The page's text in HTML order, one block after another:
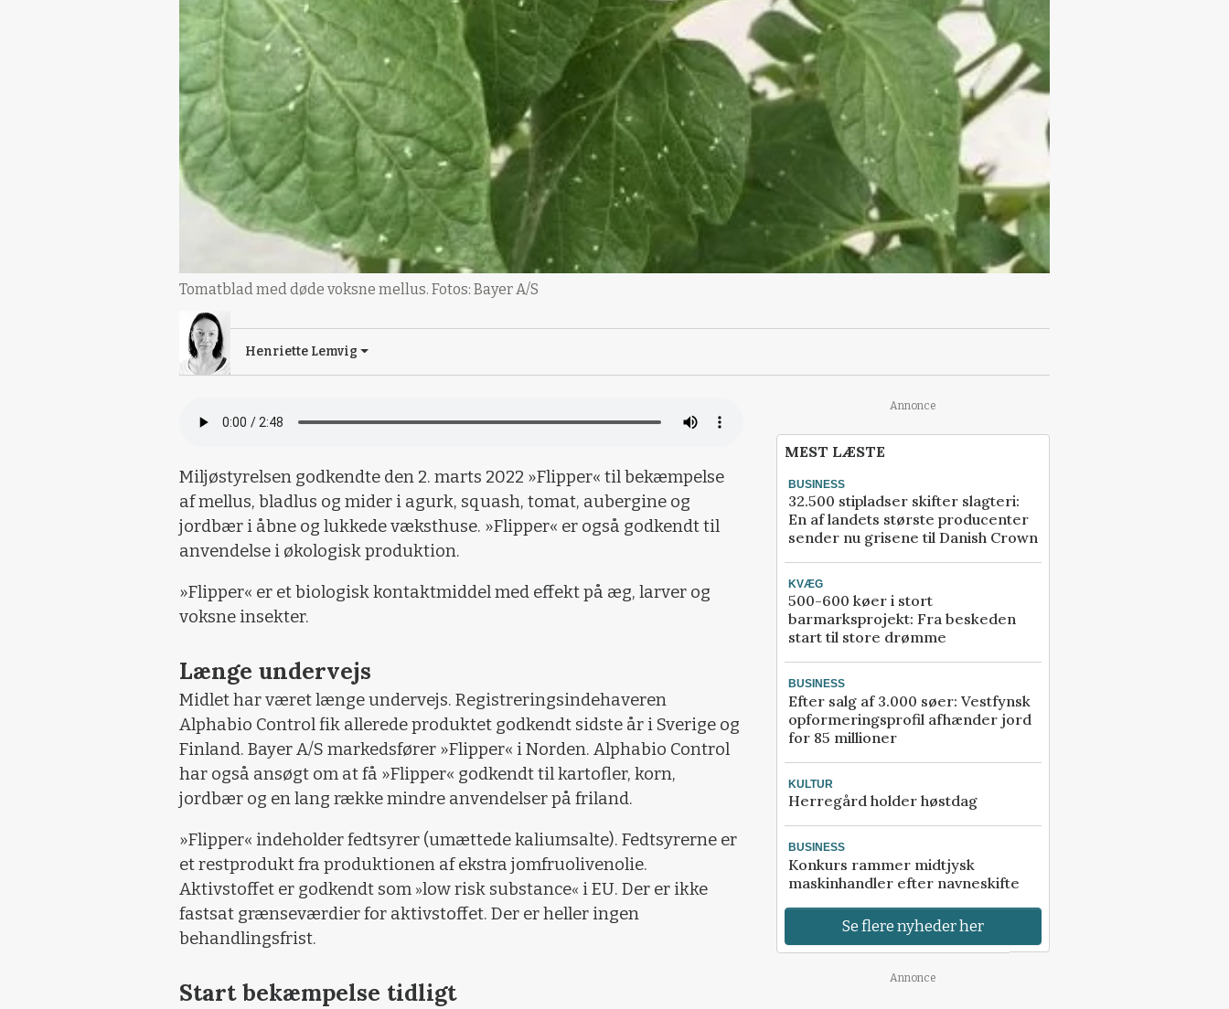
Tomatblad med døde voksne mellus. Fotos: Bayer A/S
Henriette Lemvig
Miljøstyrelsen godkendte den 2. marts 2022 »Flipper« til bekæmpelse
af mellus, bladlus og mider i agurk, squash, tomat, aubergine og
jordbær i åbne og lukkede væksthuse. »Flipper« er også godkendt til
anvendelse i økologisk produktion.
»Flipper« er et biologisk kontaktmiddel med effekt på æg, larver og
voksne insekter.
Længe undervejs
Midlet har været længe undervejs. Registreringsindehaveren
Alphabio Control fik allerede produktet godkendt sidste år i Sverige og
Finland. Bayer A/S markedsfører »Flipper« i Norden. Alphabio Control
har også ansøgt om at få »Flipper« godkendt til kartofler, korn,
jordbær og en lang række mindre anvendelser på friland.
»Flipper« indeholder fedtsyrer (umættede kaliumsalte). Fedtsyrerne er
et restprodukt fra produktionen af ekstra jomfruolivenolie.
Aktivstoffet er godkendt som »low risk substance« i EU. Der er ikke
fastsat grænseværdier for aktivstoffet. Der er heller ingen
behandlingsfrist.
Start bekæmpelse tidligt
Annonce
MEST LÆSTE
BUSINESS
32.500 stipladser skifter slagteri:
En af landets største producenter
sender nu grisene til Danish Crown
KVÆG
500-600 køer i stort
barmarksprojekt: Fra beskeden
start til store drømme
BUSINESS
Efter salg af 3.000 søer: Vestfynsk
opformeringsprofil afhænder jord
for 85 millioner
KULTUR
Herregård holder høstdag
BUSINESS
Konkurs rammer midtjysk
maskinhandler efter navneskifte
Se flere nyheder her
Annonce